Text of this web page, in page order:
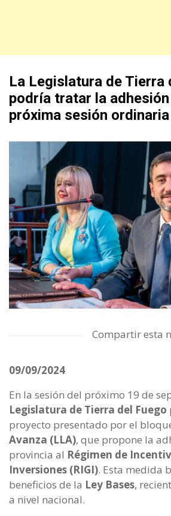
La Legislatura de Tierra
podría tratar la adhesión
próxima sesión ordinaria
Compartir esta
09/09/2024
En la sesión del próximo 19 de
Legislatura de Tierra del Fuego
proyecto presentado por el
Avanza (LLA), que propone la
provincia al Régimen de
Inversiones (RIGI). Esta medida
beneficios de la Ley Bases,
a nivel nacional.